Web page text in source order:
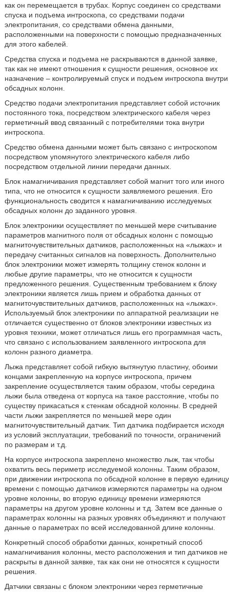
как он перемещается в трубах. Корпус соединен со средствами
спуска и подъема интроскопа, со средствами подачи
электропитания, со средствами обмена данными,
расположенными на поверхности с помощью предназначенных
для этого кабелей.
Средства спуска и подъема не раскрываются в данной заявке,
так как не имеют отношения к сущности решения, основное их
назначение – контролируемый спуск и подъем интроскопа внутри
обсадных колонн.
Средство подачи электропитания представляет собой источник
постоянного тока, посредством электрического кабеля через
герметичный ввод связанный с потребителями тока внутри
интроскопа.
Средство обмена данными может быть связано с интроскопом
посредством упомянутого электрического кабеля либо
посредством отдельной линии передачи данных.
Блок намагничивания представляет собой магнит того или иного
типа, что не относится к сущности заявляемого решения. Его
функциональность сводится к намагничиванию исследуемых
обсадных колонн до заданного уровня.
Блок электроники осуществляет по меньшей мере считывание
параметров магнитного поля от обсадных колонн с помощью
магниточувствительных датчиков, расположенных на «лыжах» и
передачу считанных сигналов на поверхность. Дополнительно
блок электроники может измерять толщину стенок колонн и
любые другие параметры, что не относится к сущности
предложенного решения. Существенным требованием к блоку
электроники является лишь прием и обработка данных от
магниточувствительных датчиков, расположенных на «лыжах».
Используемый блок электроники по аппаратной реализации не
отличается существенно от блоков электроники известных из
уровня техники, может отличаться лишь его программная часть,
что связано с использованием заявленного интроскопа для
колонн разного диаметра.
Лыжа представляет собой гибкую вытянутую пластину, обоими
концами закрепленную на корпусе интроскопа, причем
закрепление осуществляется таким образом, чтобы середина
лыжи была отведена от корпуса на такое расстояние, чтобы по
существу прикасаться к стенкам обсадной колонны. В средней
части лыжи закрепляется по меньшей мере один
магниточувствительный датчик. Тип датчика подбирается исходя
из условий эксплуатации, требований по точности, ограничений
по размерам и т.д.
На корпусе интроскопа закреплено множество лыж, так чтобы
охватить весь периметр исследуемой колонны. Таким образом,
при движении интроскопа по обсадной колонне в первую единицу
времени с помощью датчиков измеряются параметры на одном
уровне колонны, во вторую единицу времени измеряются
параметры на другом уровне колонны и т.д. Затем все данные о
параметрах колонны на разных уровнях объединяют и получают
данные о параметрах по всей исследованной длине колонны.
Конкретный способ обработки данных, конкретный способ
намагничивания колонны, место расположения и тип датчиков не
раскрыты в данной заявке, так как они не относятся к сущности
решения.
Датчики связаны с блоком электроники через герметичные